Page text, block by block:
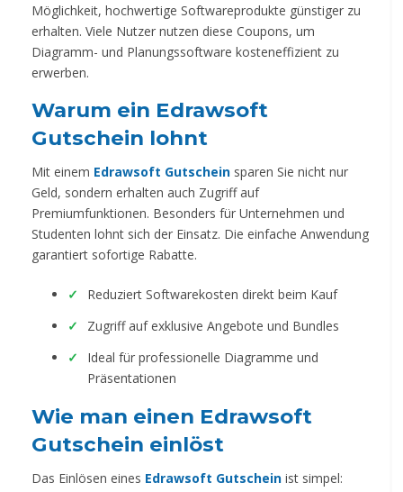
Möglichkeit, hochwertige Softwareprodukte günstiger zu
erhalten. Viele Nutzer nutzen diese Coupons, um
Diagramm- und Planungssoftware kosteneffizient zu
erwerben.
Warum ein Edrawsoft
Gutschein lohnt
Mit einem Edrawsoft Gutschein sparen Sie nicht nur
Geld, sondern erhalten auch Zugriff auf
Premiumfunktionen. Besonders für Unternehmen und
Studenten lohnt sich der Einsatz. Die einfache Anwendung
garantiert sofortige Rabatte.
Reduziert Softwarekosten direkt beim Kauf
Zugriff auf exklusive Angebote und Bundles
Ideal für professionelle Diagramme und
Präsentationen
Wie man einen Edrawsoft
Gutschein einlöst
Das Einlösen eines Edrawsoft Gutschein ist simpel: